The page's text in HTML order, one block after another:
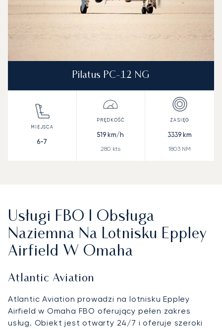
Pilatus PC-12 NG
6-7
519 km/h
280 kts
3339 km
1803 NM
Usługi FBO I Obsługa
Naziemna Na Lotnisku Eppley
Airfield W Omaha
Atlantic Aviation
Atlantic Aviation prowadzi na lotnisku Eppley
Airfield w Omaha FBO oferujący pełen zakres
usług. Obiekt jest otwarty 24/7 i oferuje szeroki